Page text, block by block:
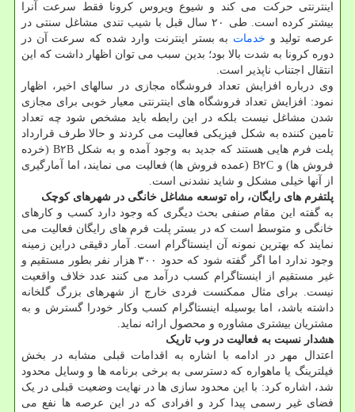
اینترنتی حرکت می کند و شیوع ویروس کرونا فقط سرعت آنرا
بیشتر کرده است. طی ۲۰ سال قبل با شیب تندی مشاغل سنتی در
عرصه تولید و خدمات به بستر اینترنت وارد شده که سرعت آن در
دوره کرونا به شدت بالا بود؛ بدین سبب می توان اظهار داشت که این
انتقال اجتناب ناپذیر است.
وی درباره افزایش تعداد فروشگاه مجازی در سالهای اخیر، اظهار
نمود: افزایش تعداد فروشگاه های اینترنتی معیار خوبی برای مجازی
شدن مشاغل نیست بلکه در این رابطه باید مشخص شود چه تعداد
تامین کننده به شکل فیزیکی فعالیت می کردند و حالا طرف قرارداد
پلت فرم هایی هستند که جدید به وجود آمده و به شکل B۲B (خرده
فروش ها) و B۲C (عمده فروش ها) فعالیت می نمایند، اما آمارگیری
از آنها خیلی مشکل و شاید نشدنی است.
پلتفرم های رایگان، راه توسعه مشاغل خانگی در شهرهای کوچک
به گفته این مقام صنفی بحث دیگری که وجود دارد کسب و کارهای
خانگی و متوسط است که در بستر پلت فرم های رایگان فعالیت می
نمایند که بهترین نمونه آن اینستاگرام است. آمار دقیقی دراین زمینه
وجود ندارد اما اگر گفته شود که حدود ۳۰۰ هزار نفر بطور مستقیم و
غیر مستقیم از اینستاگرام کسب درآمد می کنند عدد خلاف واقعیت
نیست. برای مثال ممکنست فردی خارج از شهرهای بزرگ گلخانه
داشته باشد، اما بوسیله اینستاگرام کسب وکار خودرا گسترش و به
مشتریان بیشتری مشاوره و محصول ارائه نماید.
هشدار نسبت به فعالیت در وب تاریک
اعتدال مهر در ادامه با اشاره به اقدامات قبلی مشابه در بخش
فیلترینگ یا ماهواره که دسترسی به برخی برنامه ها و وسایل محدود
شد، اشاره کرد: با این محدود سازی ها در نهایت وضعیت قبلی در یک
فضای غیر رسمی پیدا کرد و افرادی که در این عرصه ها نفع می